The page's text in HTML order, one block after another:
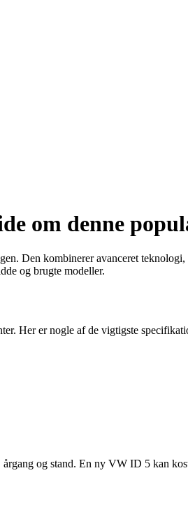
om denne
Den kombinerer avanceret
og brugte modeller.
Her er nogle af de vigtigste
og stand. En ny VW ID 5 kan